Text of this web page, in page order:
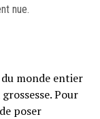
nue.
monde entier
Pour
poser